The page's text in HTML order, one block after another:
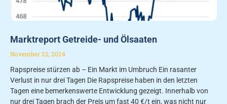
Marktreport Getreide- und Ölsaaten
November 22, 2024
Rapspreise stürzen ab – Ein Markt im Umbruch Ein rasanter
Verlust in nur drei Tagen Die Rapspreise haben in den letzten
Tagen eine bemerkenswerte Entwicklung gezeigt. Innerhalb von
nur drei Tagen brach der Preis um fast 40 €/t ein, was nicht nur